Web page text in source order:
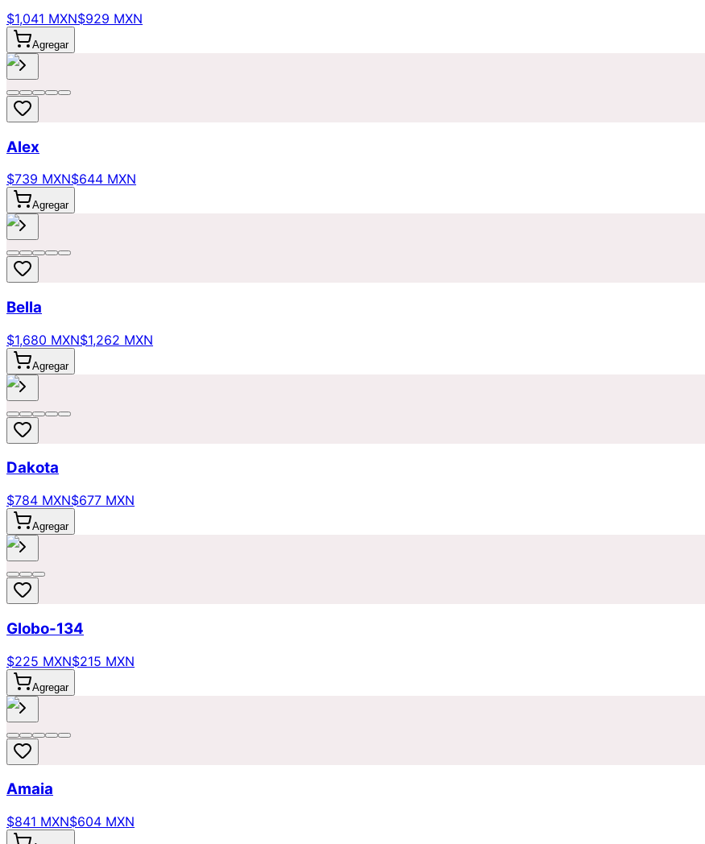
$1,041 MXN$929 MXN
Agregar
Alex
$739 MXN$644 MXN
Agregar
Bella
$1,680 MXN$1,262 MXN
Agregar
Dakota
$784 MXN$677 MXN
Agregar
Globo-134
$225 MXN$215 MXN
Agregar
Amaia
$841 MXN$604 MXN